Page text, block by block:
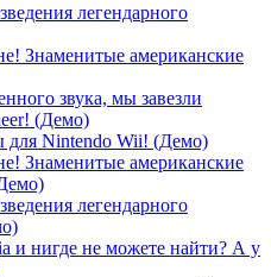
легендарного
Знаменитые американские
звука, мы завезли
(Демо)
для Nintendo Wii! (Демо)
Знаменитые американские
легендарного
и нигде не можете найти? А у